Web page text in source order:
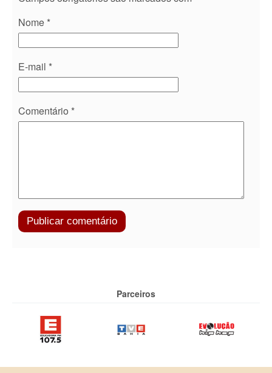
Nome *
E-mail *
Comentário *
Parceiros